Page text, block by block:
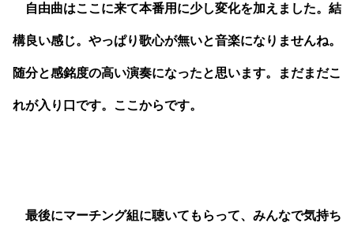
自由曲はここに来て本番用に少し変化を加えました。結
構良い感じ。やっぱり歌心が無いと音楽になりませんね。
随分と感銘度の高い演奏になったと思います。まだまだこ
れが入り口です。ここからです。
最後にマーチング組に聴いてもらって、みんなで気持ち